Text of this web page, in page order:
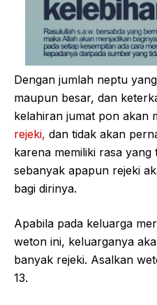
Dengan jumlah neptu
maupun besar, dan
kelahiran jumat pon akan
rejeki, dan tidak akan
karena memiliki rasa yang
sebanyak apapun rejeki
bagi dirinya.
Apabila pada keluarga
weton ini, keluarganya
banyak rejeki. Asalkan
13.